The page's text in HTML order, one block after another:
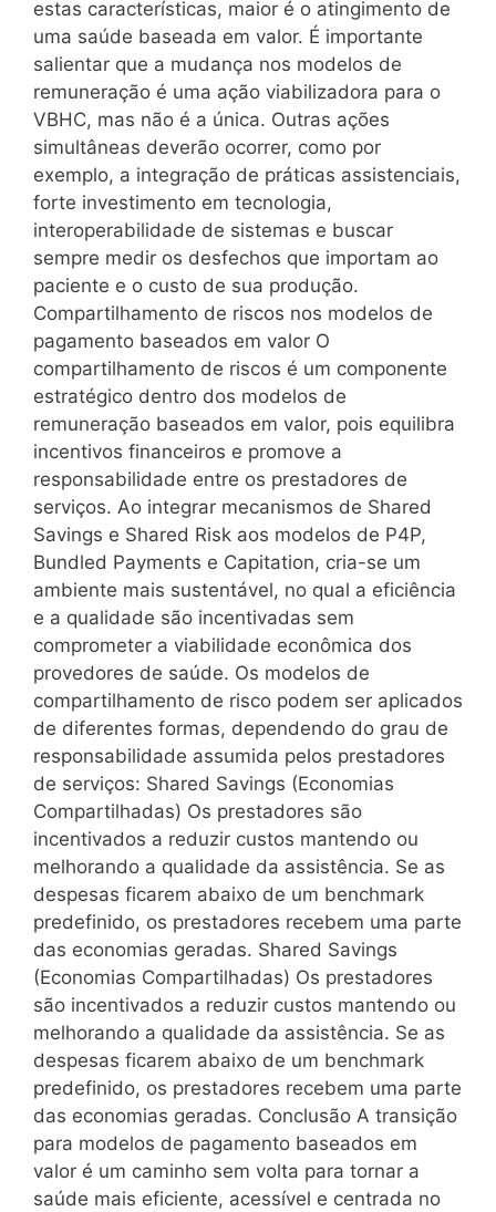
estas características, maior é o atingimento de
uma saúde baseada em valor. É importante
salientar que a mudança nos modelos de
remuneração é uma ação viabilizadora para o
VBHC, mas não é a única. Outras ações
simultâneas deverão ocorrer, como por
exemplo, a integração de práticas assistenciais,
forte investimento em tecnologia,
interoperabilidade de sistemas e buscar
sempre medir os desfechos que importam ao
paciente e o custo de sua produção.
Compartilhamento de riscos nos modelos de
pagamento baseados em valor O
compartilhamento de riscos é um componente
estratégico dentro dos modelos de
remuneração baseados em valor, pois equilibra
incentivos financeiros e promove a
responsabilidade entre os prestadores de
serviços. Ao integrar mecanismos de Shared
Savings e Shared Risk aos modelos de P4P,
Bundled Payments e Capitation, cria-se um
ambiente mais sustentável, no qual a eficiência
e a qualidade são incentivadas sem
comprometer a viabilidade econômica dos
provedores de saúde. Os modelos de
compartilhamento de risco podem ser aplicados
de diferentes formas, dependendo do grau de
responsabilidade assumida pelos prestadores
de serviços: Shared Savings (Economias
Compartilhadas) Os prestadores são
incentivados a reduzir custos mantendo ou
melhorando a qualidade da assistência. Se as
despesas ficarem abaixo de um benchmark
predefinido, os prestadores recebem uma parte
das economias geradas. Shared Savings
(Economias Compartilhadas) Os prestadores
são incentivados a reduzir custos mantendo ou
melhorando a qualidade da assistência. Se as
despesas ficarem abaixo de um benchmark
predefinido, os prestadores recebem uma parte
das economias geradas. Conclusão A transição
para modelos de pagamento baseados em
valor é um caminho sem volta para tornar a
saúde mais eficiente, acessível e centrada no